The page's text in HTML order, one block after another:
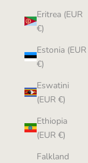
Eritrea (EUR
€)
Estonia (EUR
€)
Eswatini
(EUR €)
Ethiopia
(EUR €)
Falkland